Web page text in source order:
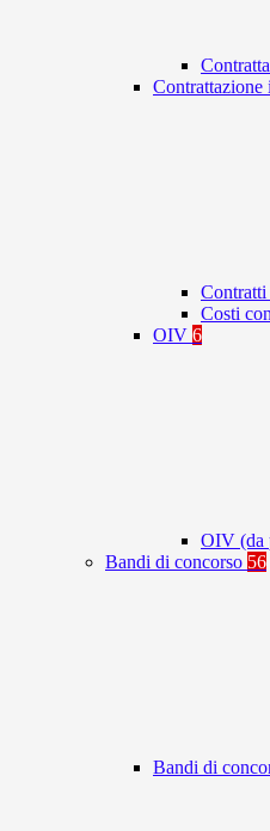
Contrattazione
Costi
OIV 6
OIV (da
Bandi di concorso 56
Bandi di